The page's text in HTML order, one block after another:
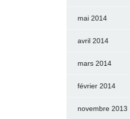
mai 2014
avril 2014
mars 2014
février 2014
novembre 2013